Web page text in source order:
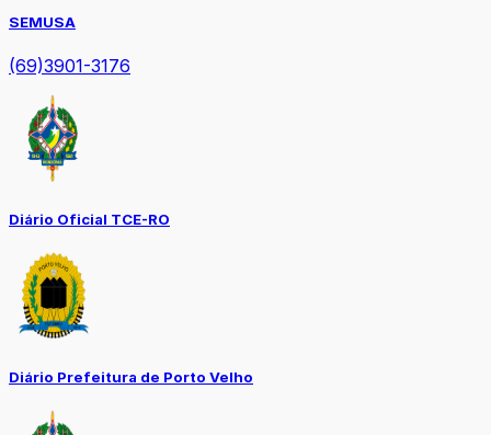
SEMUSA
(69)3901-3176
Diário Oficial TCE-RO
Diário Prefeitura de Porto Velho